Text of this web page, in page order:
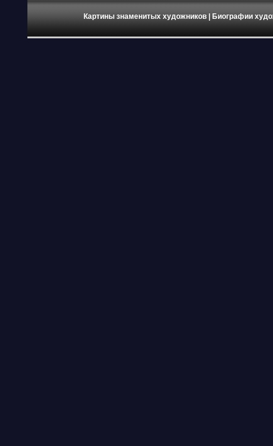
Картины знаменитых художников | Биографии